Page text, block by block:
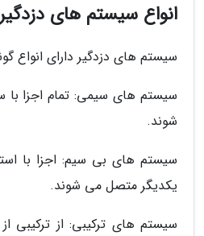
انواع سیستم های
سیستم های دزدگیر دارای انواع
سیستم های سیمی: تمام اجزا
شوند.
سیستم های بی سیم: اجزا با
یکدیگر متصل می شوند.
سیستم های ترکیبی: از ترکیبی